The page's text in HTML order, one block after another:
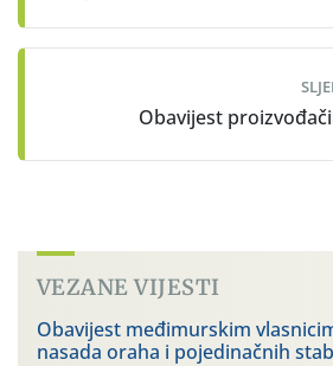
Obavijest
VEZANE VIJESTI
Obavijest međimurskim
nasada oraha i pojedinačnih